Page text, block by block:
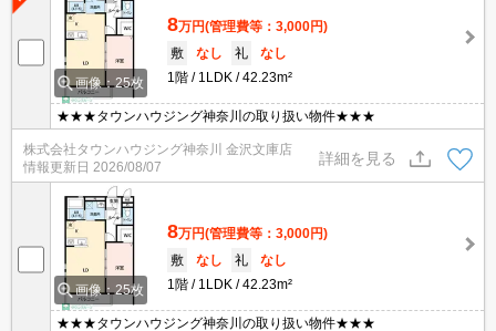
画像：25枚
8万円(管理費等：3,000円)
敷
なし 礼
なし
1階
1LDK 42.23m²
★★★タウンハウジング神奈川の取り扱い物件★★★
株式会社タウンハウジング神奈川 金沢文庫店
情報更新日 2026/08/07
詳細を見る
画像：25枚
8万円(管理費等：3,000円)
敷
なし 礼
なし
1階
1LDK 42.23m²
★★★タウンハウジング神奈川の取り扱い物件★★★